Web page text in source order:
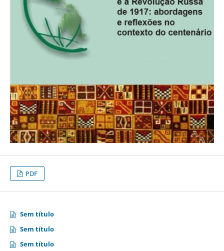
PDF
Sem título
Sem título
Sem título